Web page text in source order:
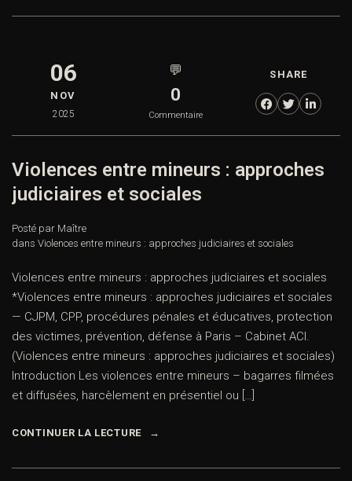
06
NOV
2025
💬
0
Commentaire
SHARE
Violences entre mineurs : approches
judiciaires et sociales
Posté par Maître
dans Violences entre mineurs : approches judiciaires et sociales
Violences entre mineurs : approches judiciaires et sociales
*Violences entre mineurs : approches judiciaires et sociales
— CJPM, CPP, procédures pénales et éducatives, protection
des victimes, prévention, défense à Paris – Cabinet ACI.
(Violences entre mineurs : approches judiciaires et sociales)
Introduction Les violences entre mineurs – bagarres filmées
et diffusées, harcèlement en présentiel ou […]
CONTINUER LA LECTURE